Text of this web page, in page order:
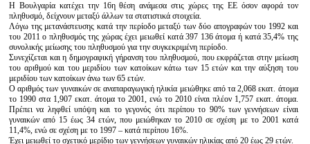
Η Βουλγαρία κατέχει την 16η θέση ανάμεσα στις χώρες της ΕΕ όσον αφορά τον
πληθυσμό, δείχνουν μεταξύ άλλων τα στατιστικά στοιχεία.
Λόγω της μετανάστευσης κατά την περίοδο μεταξύ των δύο απογραφών του 1992 και
του 2011 ο πληθυσμός της χώρας έχει μειωθεί κατά 397 136 άτομα ή κατά 35,4% της
συνολικής μείωσης του πληθυσμού για την συγκεκριμένη περίοδο.
Συνεχίζεται και η δημογραφική γήρανση του πληθυσμού, που εκφράζεται στην μείωση
του αριθμού και του μεριδίου των κατοίκων κάτω των 15 ετών και την αύξηση του
μεριδίου των κατοίκων άνω των 65 ετών.
Ο αριθμός των γυναικών σε αναπαραγωγική ηλικία μειώθηκε από τα 2,068 εκατ. άτομα
το 1990 στα 1,907 εκατ. άτομα το 2001, ενώ το 2010 είναι πλέον 1,757 εκατ. άτομα.
Πρέπει να ληφθεί υπόψη και το γεγονός ότι περίπου το 90% των γεννήσεων είναι
γυναικών από 15 έως 34 ετών, που μειώθηκαν το 2010 σε σχέση με το 2001 κατά
11,4%, ενώ σε σχέση με το 1997 – κατά περίπου 16%.
Έχει μειωθεί το σχετικό μερίδιο των γεννήσεων γυναικών ηλικίας από 20 έως 29 ετών.